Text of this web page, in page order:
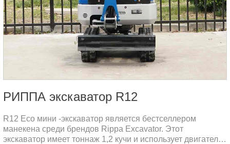
РИППА экскаватор R12
R12 Eco мини -экскаватор является бестселлером
манекена среди брендов Rippa Excavator. Этот
экскаватор имеет тоннаж 1,2 кучи и использует двигатель